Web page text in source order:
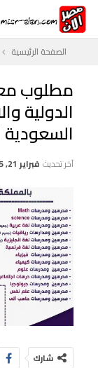
الصفحة الرئيسية
مطلوب
الدولية
السعودية
آخر تحديث فبراير 21, 2025
شارك